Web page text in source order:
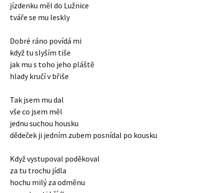
jízdenku měl do Lužnice
tváře se mu leskly
Dobré ráno povídá mi
když tu slyším tiše
jak mu s toho jeho pláště
hlady kručí v břiše
Tak jsem mu dal
vše co jsem měl
jednu suchou housku
dědeček ji jedním zubem posnídal po kousku
Když vystupoval poděkoval
za tu trochu jídla
hochu milý za odměnu